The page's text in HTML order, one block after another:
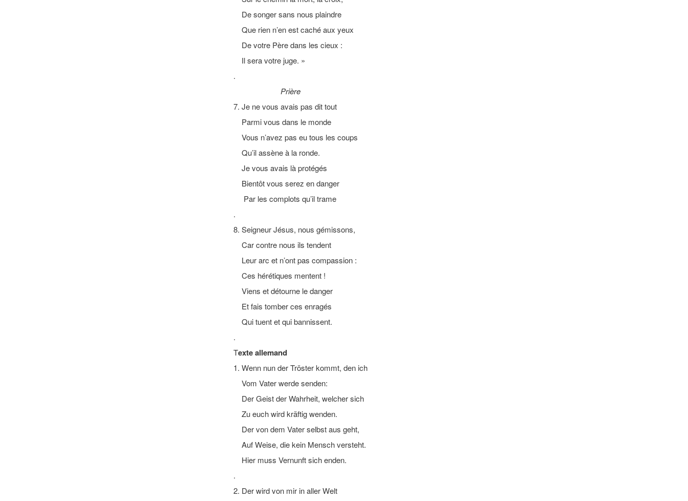
De songer sans nous plaindre
Que rien n’en est caché aux yeux
De votre Père dans les cieux :
Il sera votre juge. »
.
Prière
7. Je ne vous avais pas dit tout
Parmi vous dans le monde
Vous n’avez pas eu tous les coups
Qu’il assène à la ronde.
Je vous avais là protégés
Bientôt vous serez en danger
Par les complots qu’il trame
.
8. Seigneur Jésus, nous gémissons,
Car contre nous ils tendent
Leur arc et n’ont pas compassion :
Ces hérétiques mentent !
Viens et détourne le danger
Et fais tomber ces enragés
Qui tuent et qui bannissent.
.
Texte allemand
1. Wenn nun der Tröster kommt, den ich
Vom Vater werde senden:
Der Geist der Wahrheit, welcher sich
Zu euch wird kräftig wenden.
Der von dem Vater selbst aus geht,
Auf Weise, die kein Mensch versteht.
Hier muss Vernunft sich enden.
.
2. Der wird von mir in aller Welt